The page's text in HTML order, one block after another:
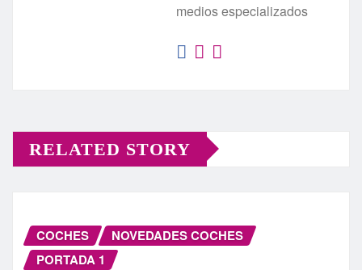
medios especializados
RELATED STORY
COCHES
NOVEDADES COCHES
PORTADA 1